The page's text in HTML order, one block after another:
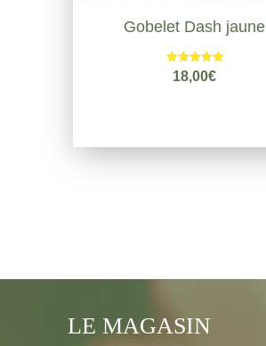
Gobelet Dash jaune
Note
5.00
18,00€
LE MAGASIN